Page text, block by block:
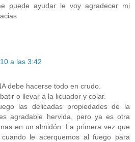
puede ayudar le voy agradecer mi
a las 3:42
debe hacerse todo en crudo.
o llevar a la licuador y colar.
las delicadas propiedades de la
agradable hervida, pero ya es otra
en un almidón. La primera vez que
le acerquemos al fuego para